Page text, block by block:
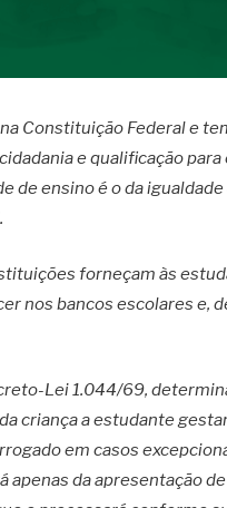
Constituição Federal e
e qualificação
ensino é o da
forneçam às
nos bancos escolares e,
Lei 1.044/69,
criança a estudante
em casos
da apresentação